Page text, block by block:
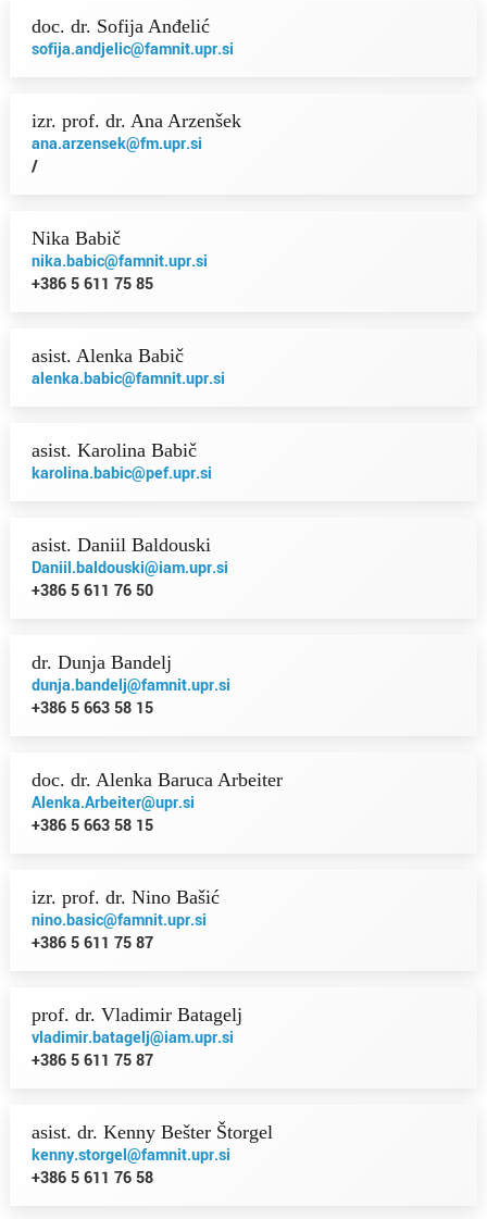
doc. dr. Sofija Anđelić
sofija.andjelic@famnit.upr.si
izr. prof. dr. Ana Arzenšek
ana.arzensek@fm.upr.si
/
Nika Babič
nika.babic@famnit.upr.si
+386 5 611 75 85
asist. Alenka Babič
alenka.babic@famnit.upr.si
asist. Karolina Babič
karolina.babic@pef.upr.si
asist. Daniil Baldouski
Daniil.baldouski@iam.upr.si
+386 5 611 76 50
dr. Dunja Bandelj
dunja.bandelj@famnit.upr.si
+386 5 663 58 15
doc. dr. Alenka Baruca Arbeiter
Alenka.Arbeiter@upr.si
+386 5 663 58 15
izr. prof. dr. Nino Bašić
nino.basic@famnit.upr.si
+386 5 611 75 87
prof. dr. Vladimir Batagelj
vladimir.batagelj@iam.upr.si
+386 5 611 75 87
asist. dr. Kenny Bešter Štorgel
kenny.storgel@famnit.upr.si
+386 5 611 76 58